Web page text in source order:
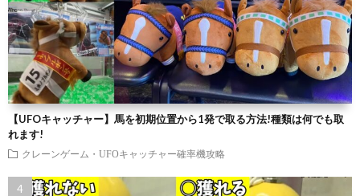
【UFOキャッチャー】馬を初期位置から1発で取る方法!種類は何でも取
れます!
クレーンゲーム・UFOキャッチャー確率機攻略